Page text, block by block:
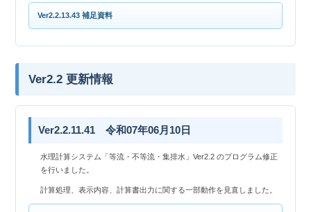
Ver2.2.13.43 補足資料
Ver2.2 更新情報
Ver2.2.11.41 令和07年06月10日
水理計算システム「等流・不等流・集排水」Ver2.2 のプログラム修正
を行いました。
計算処理、表示内容、計算書出力に関する一部動作を見直しました。